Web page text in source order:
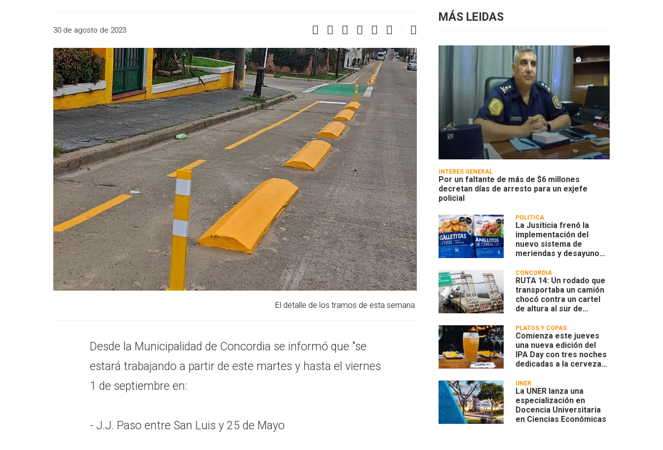
30 de agosto de 2023
El detalle de los tramos de esta semana.
Desde la Municipalidad de Concordia se informó que "se
estará trabajando a partir de este martes y hasta el viernes
1 de septiembre en:
- J.J. Paso entre San Luis y 25 de Mayo
MÁS LEIDAS
INTERÉS GENERAL
Por un faltante de más de $6 millones
decretan días de arresto para un exjefe
policial
POLÍTICA
La Jusiticia frenó la
implementación del
nuevo sistema de
meriendas y desayunos
CONCORDIA
RUTA 14: Un rodado que
transportaba un camión
chocó contra un cartel
de altura al sur de
PLATOS Y COPAS
Comienza este jueves
una nueva edición del
IPA Day con tres noches
dedicadas a la cerveza
UNER
La UNER lanza una
especialización en
Docencia Universitaria
en Ciencias Económicas